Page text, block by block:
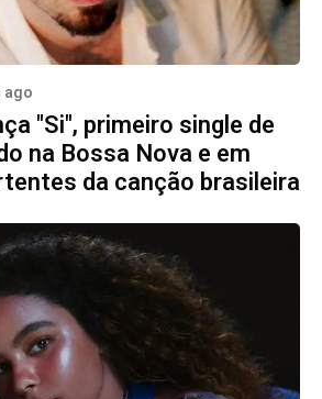
ago
"Si", primeiro single de
na Bossa Nova e em
da canção brasileira